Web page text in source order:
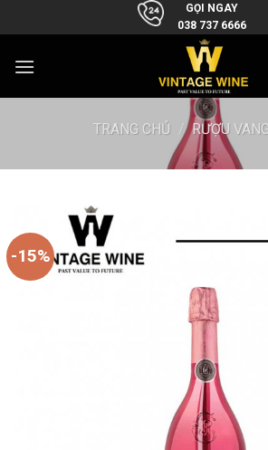
to
GỌI NGAY
038 737 6666
TRANG CHỦ / RƯỢU
-15%